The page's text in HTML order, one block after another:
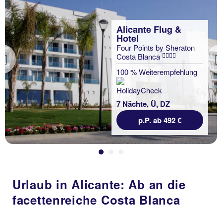
Previous
Alicante Flug &
Hotel
Four Points by Sheraton
Costa Blanca
100 % Weiterempfehlung
7 Nächte, Ü, DZ
p.P. ab 492 €
Urlaub in Alicante: Ab an die
facettenreiche Costa Blanca